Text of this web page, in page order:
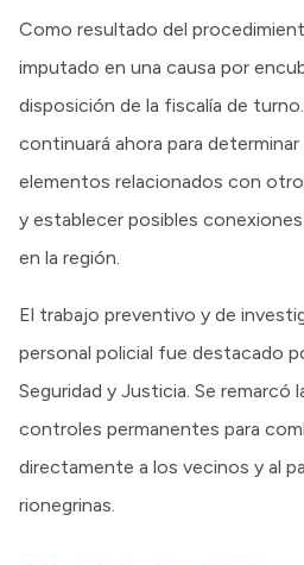
Como resultado del
imputado en una causa por
disposición de la fiscalía de
continuará ahora para
elementos relacionados con
y establecer posibles
en la región.
El trabajo preventivo y de
personal policial fue destacado
Seguridad y Justicia. Se remarcó
controles permanentes para
directamente a los vecinos y al
rionegrinas.